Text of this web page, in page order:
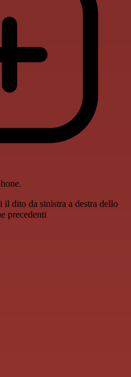
dito da sinistra a destra dello
precedenti